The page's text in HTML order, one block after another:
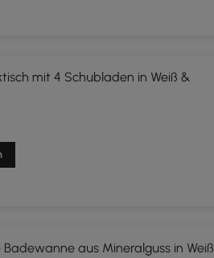
mit 4 Schubladen in Weiß &
aus Mineralguss in Weiß